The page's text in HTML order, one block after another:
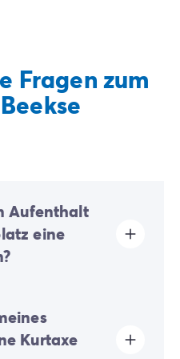
Fragen zum
Aufenthalt
eine
fällig.
Kurtaxe